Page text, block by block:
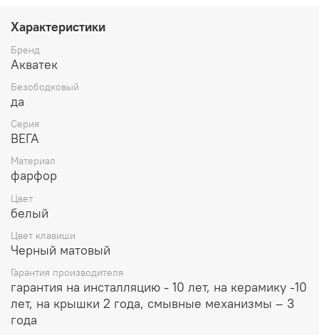
Характеристики
Бренд
Акватек
Безободковый
да
Серия
ВЕГА
Материал
фарфор
Цвет
белый
Цвет клавиши
Черный матовый
Гарантия производителя
гарантия на инсталляцию - 10 лет, на керамику -10
лет, на крышки 2 года, смывные механизмы – 3
года